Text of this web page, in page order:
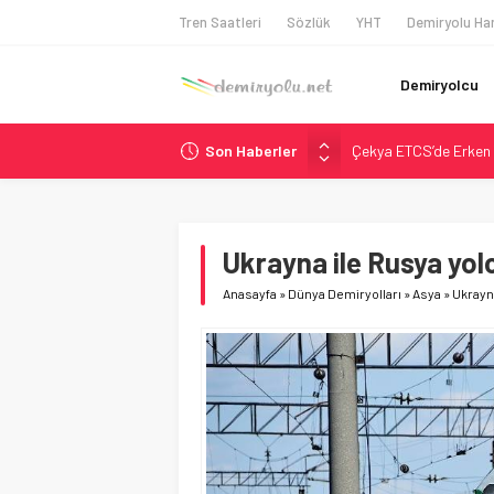
Tren Saatleri Sözlük YHT Demiryolu
Demiryolcu
Son Haberler
Çekya ETCS’de
České dráhy 101
Northern Railway
Madrid Atocha’da
Ukrayna ile Rusya
Anasayfa » Dünya Demiryolları »Asya »